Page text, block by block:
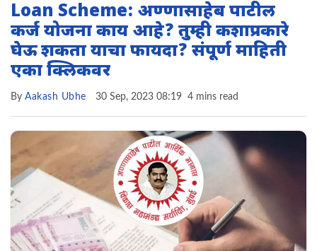
Loan Scheme: अण्णासाहेब पाटील
कर्ज योजना काय आहे? तुम्ही कशाप्रकारे
घेऊ शकता याचा फायदा? संपूर्ण माहिती
एका क्लिकवर
By Aakash Ubhe 30 Sep, 2023 08:19 4 mins read